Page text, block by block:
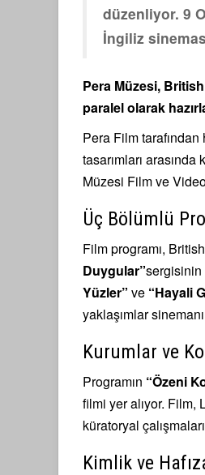
düzenliyor. 9
İngiliz
Pera Müzesi,
paralel olarak
Pera Film tarafından
tasarımları
Müzesi Film ve
Üç Bölümlü
Film programı,
Duygular”sergisinin
Yüzler” ve “Hayali
yaklaşımlar
Kurumlar ve
Programın “Özeni
filmi yer alıyor.
küratoryal
Kimlik ve